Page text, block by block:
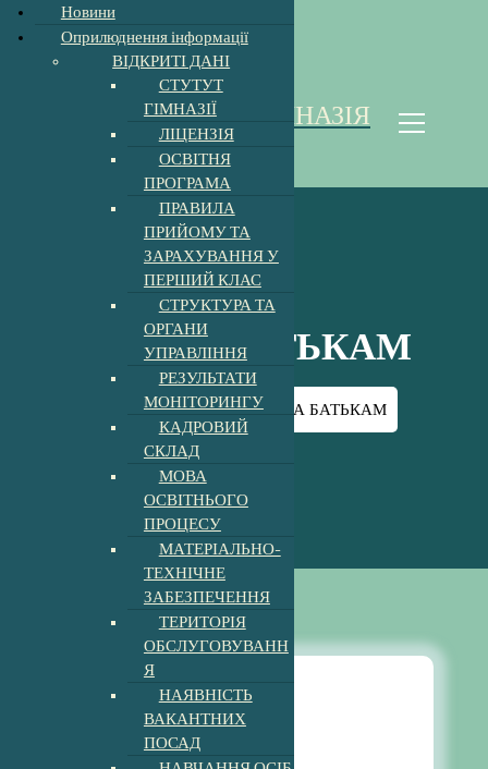
ХОЛМКІВСЬКА ГІМНАЗІЯ
Homoki Gimnázium
ПОРАДА БАТЬКАМ
-Новини- ПОРАДА БАТЬКАМ
Новини
Новини
Оприлюднення інформації
ВІДКРИТІ ДАНІ
СТУТУТ
ГІМНАЗІЇ
ЛІЦЕНЗІЯ
ОСВІТНЯ
ПРОГРАМА
ПРАВИЛА
ПРИЙОМУ ТА
ЗАРАХУВАННЯ У
ПЕРШИЙ КЛАС
СТРУКТУРА ТА
ОРГАНИ
УПРАВЛІННЯ
РЕЗУЛЬТАТИ
МОНІТОРИНГУ
КАДРОВИЙ
СКЛАД
МОВА
ОСВІТНЬОГО
ПРОЦЕСУ
МАТЕРІАЛЬНО-
ТЕХНІЧНЕ
ЗАБЕЗПЕЧЕННЯ
ТЕРИТОРІЯ
ОБСЛУГОВУВАНН
Я
НАЯВНІСТЬ
ВАКАНТНИХ
ПОСАД